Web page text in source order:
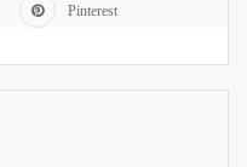
Pinterest